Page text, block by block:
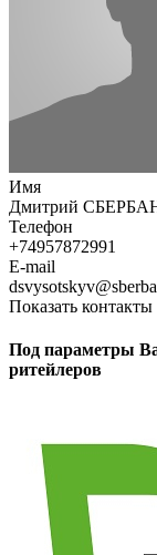
Имя
Дмитрий
Телефон
+74957872991
E-mail
Показать контакты
Под параметры
ритейлеров